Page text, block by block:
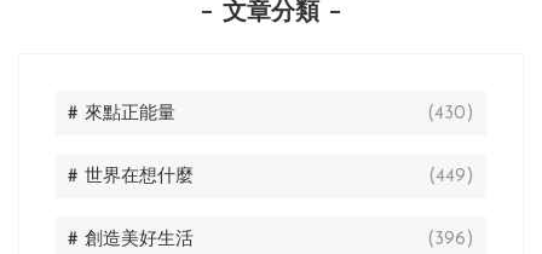
文章分類
# 來點正能量 (430)
# 世界在想什麼 (449)
# 創造美好生活 (396)